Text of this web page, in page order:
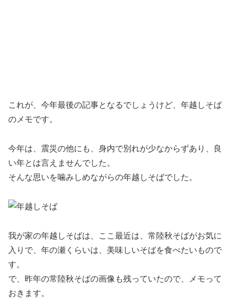
これが、今年最後の記事となるでしょうけど、年越しそば
のメモです。
今年は、震災の他にも、身内で別れが少なからずあり、良
い年とは言えませんでした。
そんな思いを噛みしめながらの年越しそばでした。
我が家の年越しそばは、 ここ最近は、 常陸秋そばがお気に
入りで、年の瀬くらいは、美味しいそばを食べたいもので
す。
で、昨年の常陸秋そばの画像も残っていたので、メモって
おきます。